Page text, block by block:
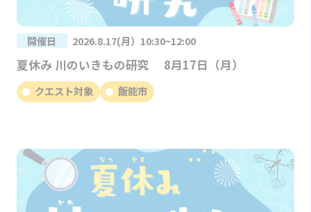
開催日 2026.8.17(月）10:30~12:00
夏休み 川のいきもの研究 8月17日（月）
クエスト対象 飯能市